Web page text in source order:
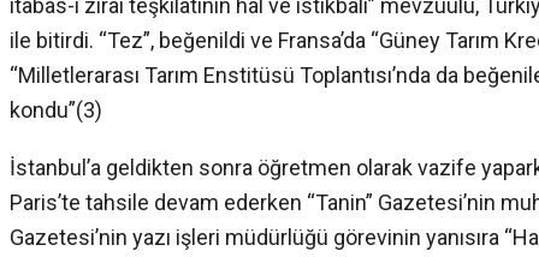
ile bitirdi. “Tez”, beğenildi ve Fransa’da “Güney Tarım
“Milletlerarası Tarım Enstitüsü Toplantısı’nda da
kondu”(3)
İstanbul’a geldikten sonra öğretmen olarak vazife
Paris’te tahsile devam ederken “Tanin” Gazetesi’nin
Gazetesi’nin yazı işleri müdürlüğü görevinin yanısıra